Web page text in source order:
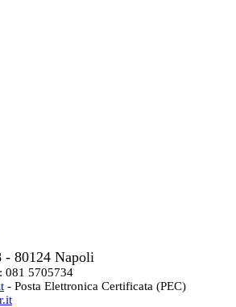
- 80124 Napoli
081 5705734
- Posta Elettronica Certificata (PEC)